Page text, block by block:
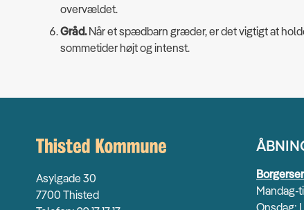
overvældet.
Gråd.Når et spædbarn græder, er det vigtigt at
sommetider højt og intenst.
Asylgade 30
7700 Thisted
Mandag-